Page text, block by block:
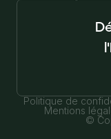
Politique de
Mentions
©